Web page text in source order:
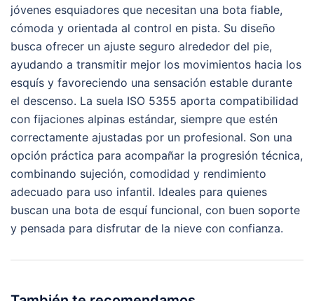
jóvenes esquiadores que necesitan una bota fiable,
cómoda y orientada al control en pista. Su diseño
busca ofrecer un ajuste seguro alrededor del pie,
ayudando a transmitir mejor los movimientos hacia los
esquís y favoreciendo una sensación estable durante
el descenso. La suela ISO 5355 aporta compatibilidad
con fijaciones alpinas estándar, siempre que estén
correctamente ajustadas por un profesional. Son una
opción práctica para acompañar la progresión técnica,
combinando sujeción, comodidad y rendimiento
adecuado para uso infantil. Ideales para quienes
buscan una bota de esquí funcional, con buen soporte
y pensada para disfrutar de la nieve con confianza.